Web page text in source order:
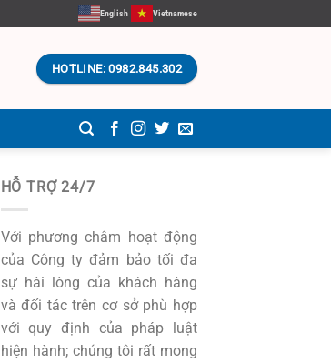
English Vietnamese
HOTLINE: 0982.845.302
HỖ TRỢ 24/7
Với phương châm hoạt động
của Công ty đảm bảo tối đa
sự hài lòng của khách hàng
và đối tác trên cơ sở phù hợp
với quy định của pháp luật
hiện hành; chúng tôi rất mong